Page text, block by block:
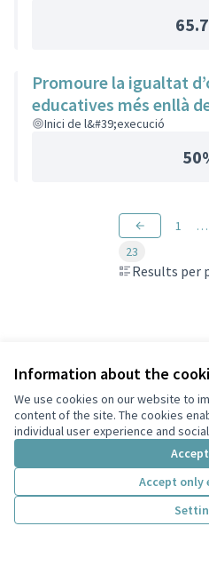
Information about the
We use cookies on our website to
content of the site. The cookies
individual user experience and
Accept only
Promoure la igualtat
educatives més enllà
Inici de l&#39;execució
Results per
1 …
23
Terms of Service
Participa Tiana at X
(External link)
Participa Tiana at Facebook
(External link)
Participa Tiana at
(External link)
Participa Tiana at
(External link)
English Choose